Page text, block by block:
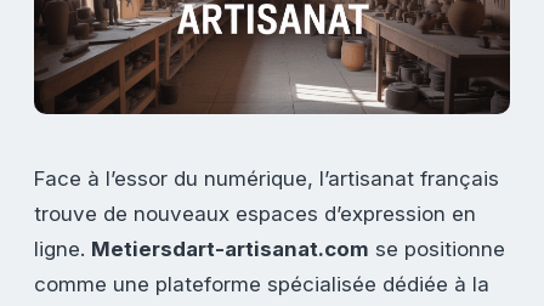
Face à l’essor du numérique, l’artisanat français
trouve de nouveaux espaces d’expression en
ligne. Metiersdart-artisanat.com se positionne
comme une plateforme spécialisée dédiée à la